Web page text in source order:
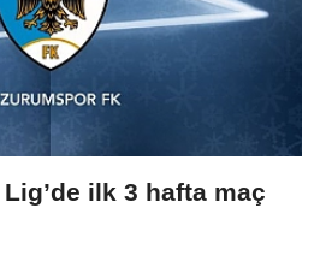
Lig’de ilk 3 hafta maç